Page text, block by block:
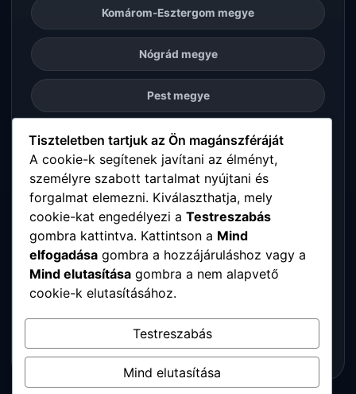
Komárom-Esztergom megye
Nógrád megye
Pest megye
Somogy megye
Szabolcs-Szatmár-Bereg megye
Tolna megye
Vas megye
Veszprém megye
Tiszteletben tartjuk az Ön magánszféráját
A cookie-k segítenek javítani az élményt,
személyre szabott tartalmat nyújtani és
forgalmat elemezni. Kiválaszthatja, mely
cookie-kat engedélyezi a Testreszabás
gombra kattintva. Kattintson a Mind
elfogadása gombra a hozzájáruláshoz vagy a
Mind elutasítása gombra a nem alapvető
cookie-k elutasításához.
Testreszabás
Mind elutasítása